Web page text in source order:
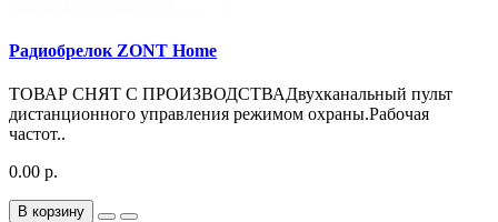
Радиобрелок ZONT Home
ТОВАР СНЯТ С ПРОИЗВОДСТВАДвухканальный пульт
дистанционного управления режимом охраны.Рабочая
частот..
0.00 р.
В корзину